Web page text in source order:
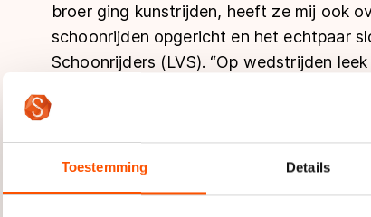
Toestemming Details
broer ging kunstrijden, heeft ze mij ook
schoonrijden opgericht en het echtpaar
Schoonrijders (LVS). “Op wedstrijden
“De LVS zocht bestuursleden, maar de